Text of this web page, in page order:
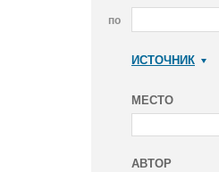
по
ИСТОЧНИК
МЕСТО
АВТОР